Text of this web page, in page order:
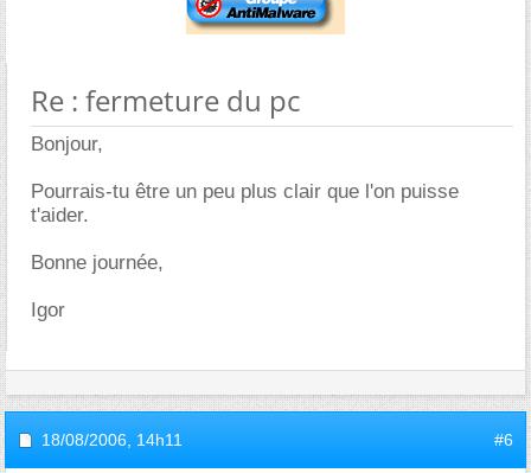
Re : fermeture du pc
Bonjour,
Pourrais-tu être un peu plus clair que l'on puisse
t'aider.
Bonne journée,
Igor
18/08/2006, 14h11 #6